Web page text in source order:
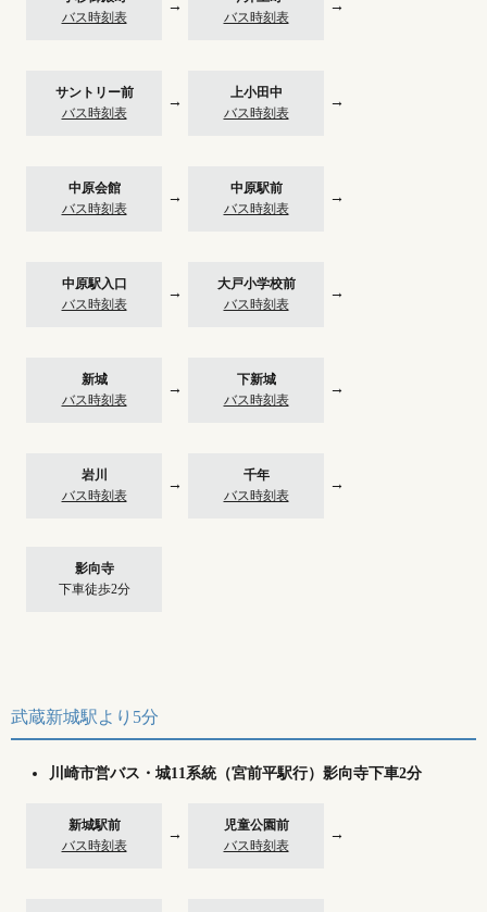
バス時刻表
→
バス時刻表
→
サントリー前
バス時刻表
→
上小田中
バス時刻表
→
中原会館
バス時刻表
→
中原駅前
バス時刻表
→
中原駅入口
バス時刻表
→
大戸小学校前
バス時刻表
→
新城
バス時刻表
→
下新城
バス時刻表
→
岩川
バス時刻表
→
千年
バス時刻表
→
影向寺
下車徒歩2分
武蔵新城駅より5分
川崎市営バス・城11系統（宮前平駅行）影向寺下車2分
新城駅前
バス時刻表
→
児童公園前
バス時刻表
→